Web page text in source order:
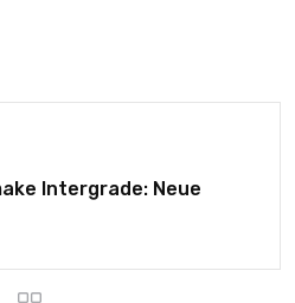
Intergrade: Neue